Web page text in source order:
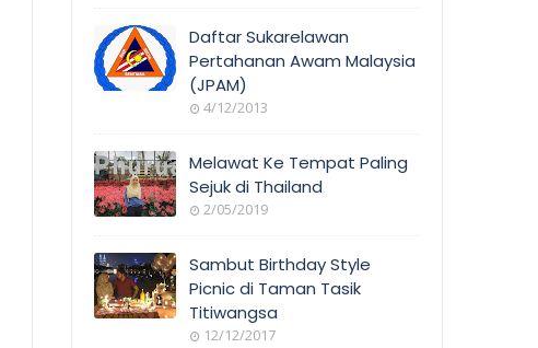
Daftar Sukarelawan
Pertahanan Awam Malaysia
(JPAM)
4/12/2013
Melawat Ke Tempat Paling
Sejuk di Thailand
2/05/2019
Sambut Birthday Style
Picnic di Taman Tasik
Titiwangsa
12/12/2017